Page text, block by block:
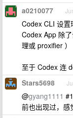
a0210077
Codex CLI 设置
Codex App 除
理或 proxifier ）
至于 Codex 连
Stars5698
@gyang1111
前也出现过，感